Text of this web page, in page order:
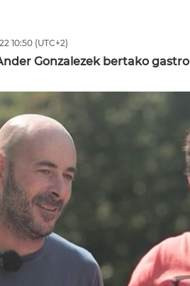
10:50 (UTC+2)
Gonzalezek bertako